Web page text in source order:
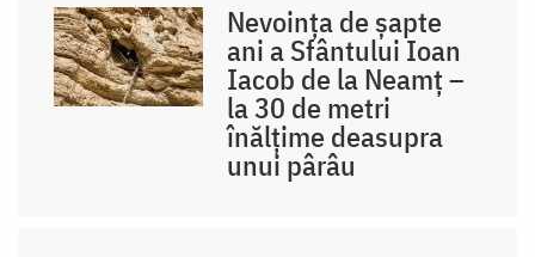
Nevoința de șapte
ani a Sfântului Ioan
Iacob de la Neamț –
la 30 de metri
înălțime deasupra
unui pârâu